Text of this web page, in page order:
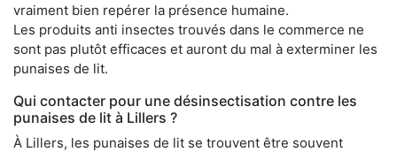
vraiment bien repérer la présence humaine.
Les produits anti insectes trouvés dans le commerce ne
sont pas plutôt efficaces et auront du mal à exterminer les
punaises de lit.
Qui contacter pour une désinsectisation contre les
punaises de lit à Lillers ?
À Lillers, les punaises de lit se trouvent être souvent